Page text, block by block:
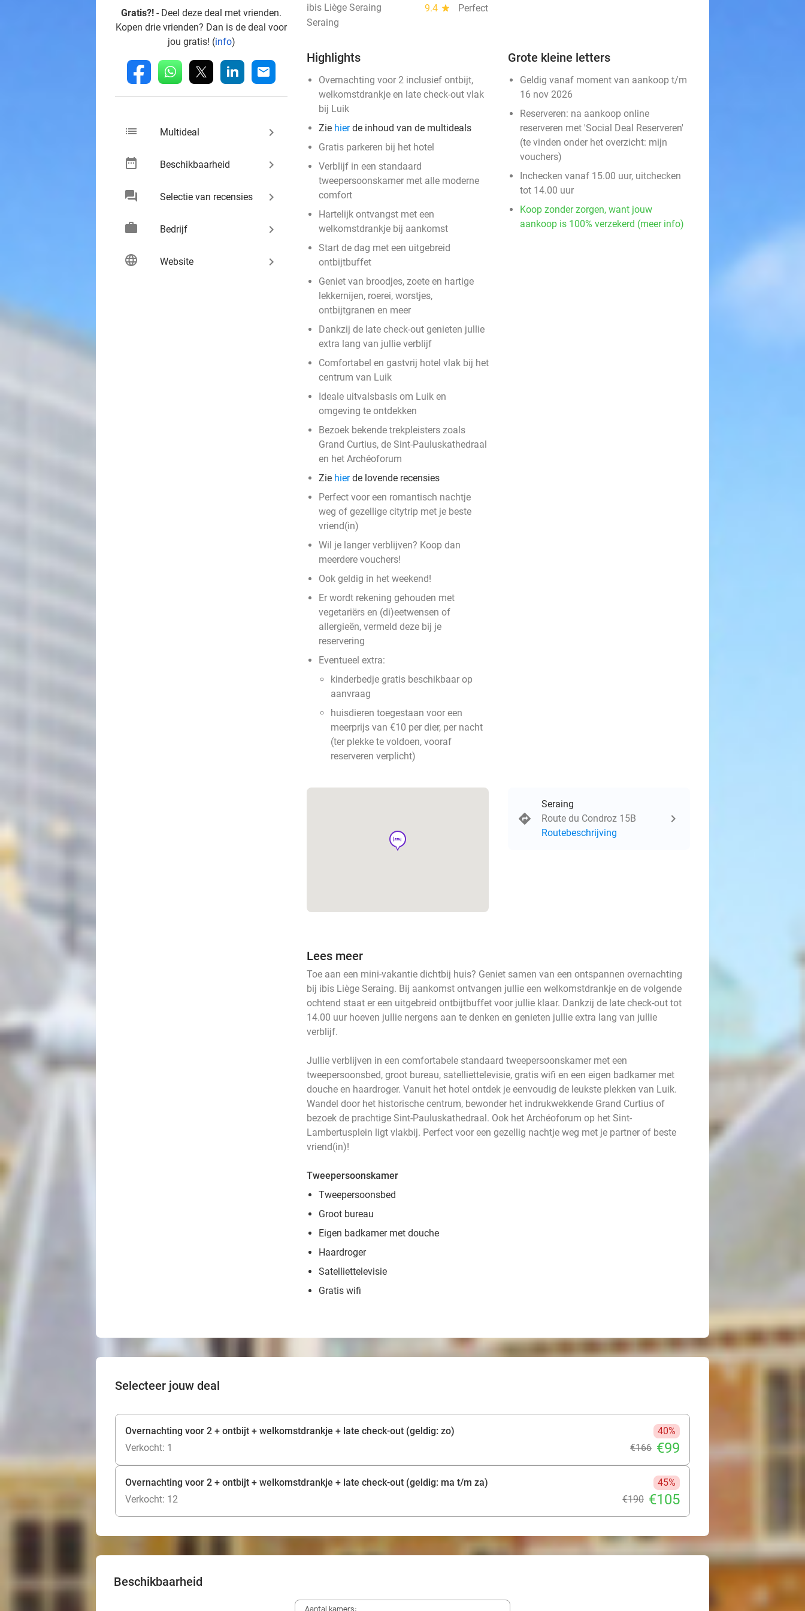
Gratis?! - Deel deze deal met vrienden.
Kopen drie vrienden? Dan is de deal voor
jou gratis! (info)
fb whatsapp linkedin mail
list Multideal keyboard_arrow_right
date_range Beschikbaarheid keyboard_arrow_right
chat Selectie van recensies keyboard_arrow_right
work Bedrijf keyboard_arrow_right
language Website keyboard_arrow_right
ibis Liège Seraing 9.4 star
Perfect
Seraing
Highlights
Overnachting voor 2 inclusief ontbijt,
welkomstdrankje en late check-out vlak
bij Luik
Zie hierde inhoud van de multideals
Gratis parkeren bij het hotel
Verblijf in een standaard
tweepersoonskamer met alle moderne
comfort
Hartelijk ontvangst met een
welkomstdrankje bij aankomst
Start de dag met een uitgebreid
ontbijtbuffet
Geniet van broodjes, zoete en hartige
lekkernijen, roerei, worstjes,
ontbijtgranen en meer
Dankzij de late check-out genieten jullie
extra lang van jullie verblijf
Comfortabel en gastvrij hotel vlak bij het
centrum van Luik
Ideale uitvalsbasis om Luik en
omgeving te ontdekken
Bezoek bekende trekpleisters zoals
Grand Curtius, de Sint-Pauluskathedraal
en het Archéoforum
Zie hierde lovende recensies
Perfect voor een romantisch nachtje
weg of gezellige citytrip met je beste
vriend(in)
Wil je langer verblijven? Koop dan
meerdere vouchers!
Ook geldig in het weekend!
Er wordt rekening gehouden met
vegetariërs en (di)eetwensen of
allergieën, vermeld deze bij je
reservering
Eventueel extra:
kinderbedje gratis beschikbaar op
aanvraag
huisdieren toegestaan voor een
meerprijs van €10 per dier, per nacht
(ter plekke te voldoen, vooraf
reserveren verplicht)
Grote kleine letters
Geldig vanaf moment van aankoop t/m
16 nov 2026
Reserveren: na aankoop online
reserveren met 'Social Deal Reserveren'
(te vinden onder het overzicht: mijn
vouchers)
Inchecken vanaf 15.00 uur, uitchecken
tot 14.00 uur
Koop zonder zorgen, want jouw
aankoop is 100% verzekerd (meer info)
hotel
Seraing
Route du Condroz 15B
Routebeschrijving
Lees meer
Toe aan een mini-vakantie dichtbij huis? Geniet samen van een ontspannen overnachting
bij ibis Liège Seraing. Bij aankomst ontvangen jullie een welkomstdrankje en de volgende
ochtend staat er een uitgebreid ontbijtbuffet voor jullie klaar. Dankzij de late check-out tot
14.00 uur hoeven jullie nergens aan te denken en genieten jullie extra lang van jullie
verblijf.
Jullie verblijven in een comfortabele standaard tweepersoonskamer met een
tweepersoonsbed, groot bureau, satelliettelevisie, gratis wifi en een eigen badkamer met
douche en haardroger. Vanuit het hotel ontdek je eenvoudig de leukste plekken van Luik.
Wandel door het historische centrum, bewonder het indrukwekkende Grand Curtius of
bezoek de prachtige Sint-Pauluskathedraal. Ook het Archéoforum op het Sint-
Lambertusplein ligt vlakbij. Perfect voor een gezellig nachtje weg met je partner of beste
vriend(in)!
Tweepersoonskamer
Tweepersoonsbed
Groot bureau
Eigen badkamer met douche
Haardroger
Satelliettelevisie
Gratis wifi
Selecteer jouw deal
Overnachting voor 2 + ontbijt + welkomstdrankje + late check-out (geldig: zo)
40%
Verkocht: 1
€166 €99
Overnachting voor 2 + ontbijt + welkomstdrankje + late check-out (geldig: ma t/m za)
45%
Verkocht: 12
€190 €105
Beschikbaarheid
Aantal kamers: